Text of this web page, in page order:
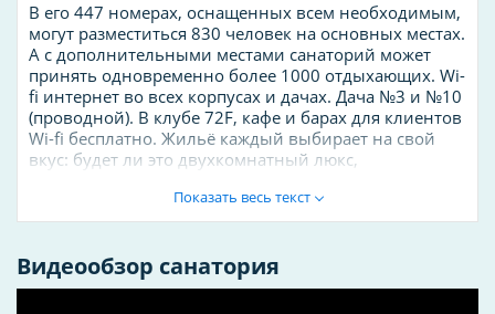
В его 447 номерах, оснащенных всем необходимым,
могут разместиться 830 человек на основных местах.
А с дополнительными местами санаторий может
принять одновременно более 1000 отдыхающих. Wi-
fi интернет во всех корпусах и дачах. Дача №3 и №10
(проводной). В клубе 72F, кафе и барах для клиентов
Wi-fi бесплатно. Жильё каждый выбирает на свой
вкус: будет ли это двухкомнатный люкс,
двухкомнатный трехместный номер в блочной даче
– решать только Вам.
Санаторий имеет собственный благоустроенный
песчано-галечный пляж и великолепную
Показать весь текст
Видеообзор санатория